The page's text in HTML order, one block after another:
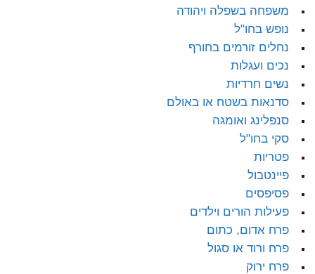
משפחה בשפלה ויהודה
נופש בחו"ל
נחלים זורמים בחורף
נכים ועגלות
נשים חרדיות
סדנאות בשטח או באולם
סנפלינג ואומגה
סקי בחו"ל
פטריות
פיינטבול
פסיפסים
פעילות הורים וילדים
פרח אדום, כתום
פרח ורוד או סגול
פרח ירוק